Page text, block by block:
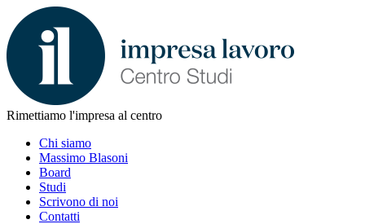
Rimettiamo l'impresa al centro
Chi siamo
Massimo Blasoni
Board
Studi
Scrivono di noi
Contatti